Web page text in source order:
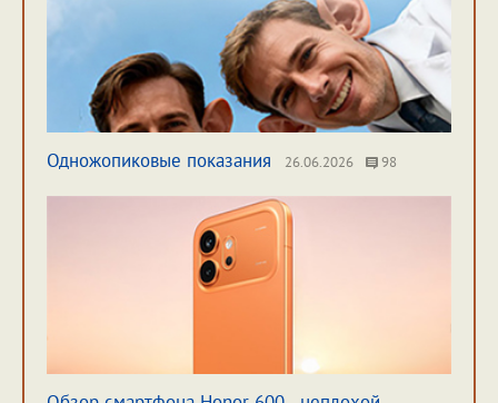
Одножопиковые показания 26.06.2026 98